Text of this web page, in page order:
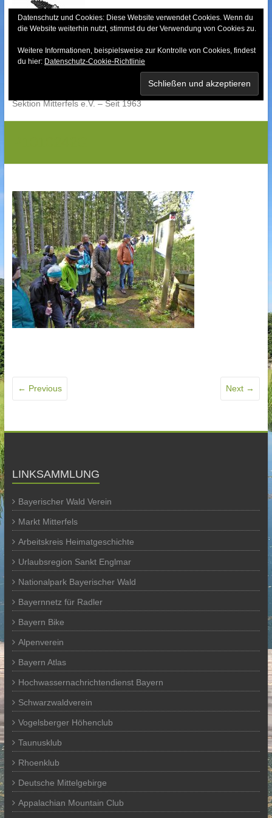
content
Bayerischer Wald-
Sektion Mitterfels e.V. – Seit 1963
← Previous Next →
LINKSAMMLUNG
Bayerischer Wald Verein
Markt Mitterfels
Arbeitskreis Heimatgeschichte
Urlaubsregion Sankt Englmar
Nationalpark Bayerischer Wald
Bayernnetz für Radler
Bayern Bike
Alpenverein
Bayern Atlas
Hochwassernachrichtendienst Bayern
Schwarzwaldverein
Vogelsberger Höhenclub
Taunusklub
Rhoenklub
Deutsche Mittelgebirge
Appalachian Mountain Club
Datenschutz und Cookies: Diese Website verwendet Cookies. Wenn du
die Website weiterhin nutzt, stimmst du der Verwendung von Cookies zu.
Weitere Informationen, beispielsweise zur Kontrolle von Cookies, findest
du hier: Datenschutz-Cookie-Richtlinie